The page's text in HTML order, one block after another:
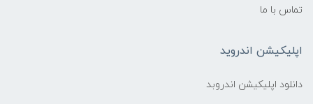
تماس با ما
اپلیکیشن اندروید
دانلود اپلیکیشن اندروبد